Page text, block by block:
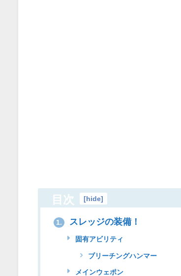
目次 [ hide]
1. スレッジの装備！
固有アビリティ
ブリーチングハンマー
メインウェポン